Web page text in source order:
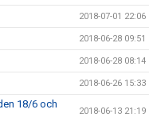
2018-07-01 22:06
2018-06-28 09:51
2018-06-28 08:14
2018-06-26 15:33
18/6 och
2018-06-13 21:19